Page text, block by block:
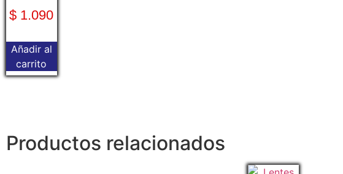
$ 1.090
Añadir al
carrito
Productos relacionados